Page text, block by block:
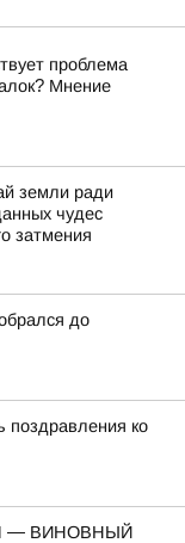
проблема
Мнение
земли ради
чудес
затмения
до
поздравления ко
— ВИНОВНЫЙ